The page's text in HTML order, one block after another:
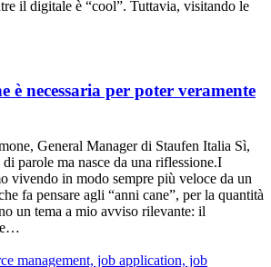
il digitale è “cool”. Tuttavia, visitando le
è necessaria per poter veramente
General Manager di Staufen Italia Sì,
parole ma nasce da una riflessione.I
vivendo in modo sempre più veloce da un
fa pensare agli “anni cane”, per la quantità
un tema a mio avviso rilevante: il